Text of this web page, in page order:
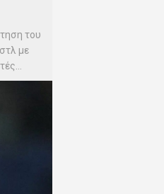
του
με